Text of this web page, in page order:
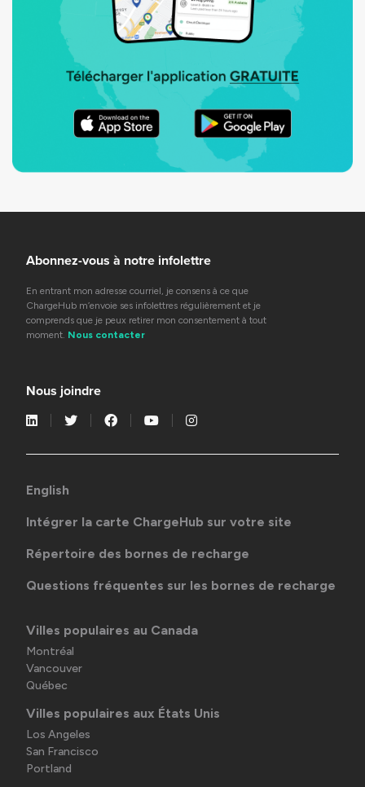
Abonnez-vous à notre infolettre
En entrant mon adresse courriel, je consens à ce que
ChargeHub m’envoie ses infolettres régulièrement et je
comprends que je peux retirer mon consentement à tout
moment. Nous contacter
Nous joindre
English
Intégrer la carte ChargeHub sur votre site
Répertoire des bornes de recharge
Questions fréquentes sur les bornes de recharge
Villes populaires au Canada
Montréal
Vancouver
Québec
Villes populaires aux États Unis
Los Angeles
San Francisco
Portland